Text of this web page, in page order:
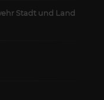
Stadt und Land